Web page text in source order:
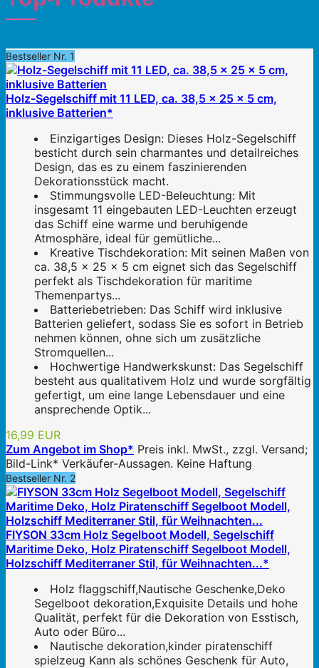
Bestseller Nr. 1
Holz-Segelschiff mit 11 LED, ca. 38,5 x 25 x 5 cm,
inklusive Batterien*
Einzigartiges Design: Dieses Holz-Segelschiff
besticht durch sein charmantes und detailreiches
Design, das es zu einem faszinierenden
Dekorationsstück macht.
Stimmungsvolle LED-Beleuchtung: Mit
insgesamt 11 eingebauten LED-Leuchten erzeugt
das Schiff eine warme und beruhigende
Atmosphäre, ideal für gemütliche...
Kreative Tischdekoration: Mit seinen Maßen von
ca. 38,5 x 25 x 5 cm eignet sich das Segelschiff
perfekt als Tischdekoration für maritime
Themenpartys...
Batteriebetrieben: Das Schiff wird inklusive
Batterien geliefert, sodass Sie es sofort in Betrieb
nehmen können, ohne sich um zusätzliche
Stromquellen...
Hochwertige Handwerkskunst: Das Segelschiff
besteht aus qualitativem Holz und wurde sorgfältig
gefertigt, um eine lange Lebensdauer und eine
ansprechende Optik...
16,99 EUR
Zum Angebot im Shop* Preis inkl. MwSt., zzgl. Versand;
Bild-Link* Verkäufer-Aussagen. Keine Haftung
Bestseller Nr. 2
FIYSON 33cm Holz Segelboot Modell, Segelschiff
Maritime Deko, Holz Piratenschiff Segelboot Modell,
Holzschiff Mediterraner Stil, für Weihnachten...*
Holz flaggschiff,Nautische Geschenke,Deko
Segelboot dekoration,Exquisite Details und hohe
Qualität, perfekt für die Dekoration von Esstisch,
Auto oder Büro...
Nautische dekoration,kinder piratenschiff
spielzeug Kann als schönes Geschenk für Auto,